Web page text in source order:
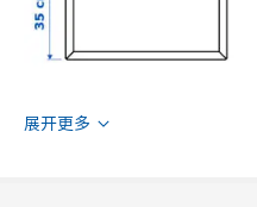
展开更多